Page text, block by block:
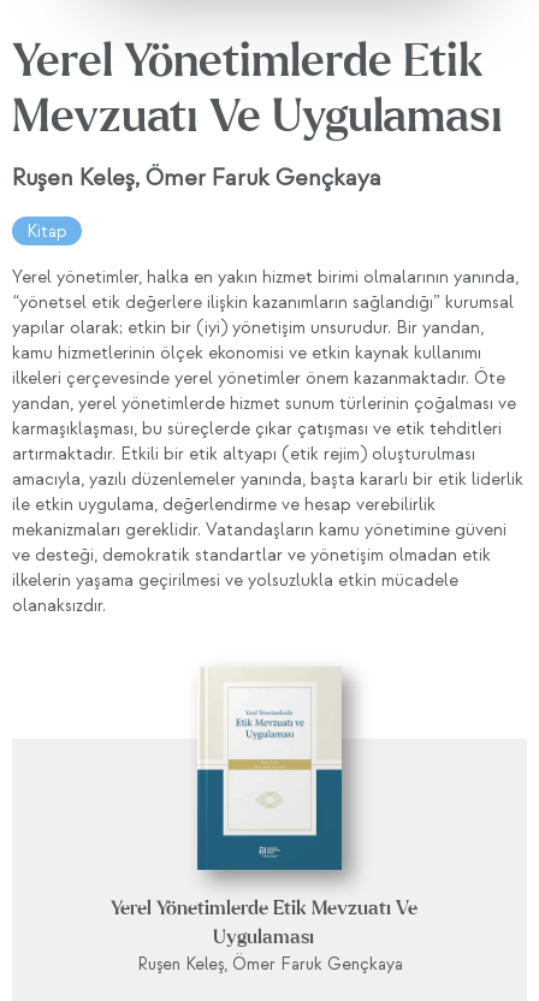
Yerel Yönetimlerde Etik
Mevzuatı Ve Uygulaması
Ruşen Keleş, Ömer Faruk Gençkaya
Kitap
Yerel yönetimler, halka en yakın hizmet birimi olmalarının yanında,
“yönetsel etik değerlere ilişkin kazanımların sağlandığı” kurumsal
yapılar olarak; etkin bir (iyi) yönetişim unsurudur. Bir yandan,
kamu hizmetlerinin ölçek ekonomisi ve etkin kaynak kullanımı
ilkeleri çerçevesinde yerel yönetimler önem kazanmaktadır. Öte
yandan, yerel yönetimlerde hizmet sunum türlerinin çoğalması ve
karmaşıklaşması, bu süreçlerde çıkar çatışması ve etik tehditleri
artırmaktadır. Etkili bir etik altyapı (etik rejim) oluşturulması
amacıyla, yazılı düzenlemeler yanında, başta kararlı bir etik liderlik
ile etkin uygulama, değerlendirme ve hesap verebilirlik
mekanizmaları gereklidir. Vatandaşların kamu yönetimine güveni
ve desteği, demokratik standartlar ve yönetişim olmadan etik
ilkelerin yaşama geçirilmesi ve yolsuzlukla etkin mücadele
olanaksızdır.
Yerel Yönetimlerde Etik Mevzuatı Ve
Uygulaması
Ruşen Keleş, Ömer Faruk Gençkaya